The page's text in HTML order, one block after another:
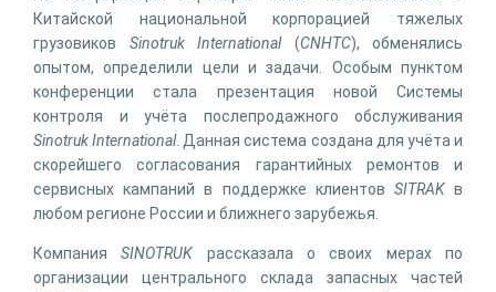
Китайской национальной корпорацией тяжелых
грузовиков Sinotruk International(CNHTC), обменялись
опытом, определили цели и задачи. Особым пунктом
конференции стала презентация новой Системы
контроля и учёта послепродажного обслуживания
Sinotruk International. Данная система создана для учёта и
скорейшего согласования гарантийных ремонтов и
сервисных кампаний в поддержке клиентов SITRAKв
любом регионе России и ближнего зарубежья.
КомпанияSINOTRUK рассказала о своих мерах по
организации центрального склада запасных частей